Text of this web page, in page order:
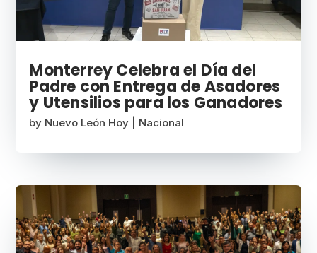
Monterrey Celebra el Día del
Padre con Entrega de Asadores
y Utensilios para los Ganadores
by Nuevo León Hoy Nacional